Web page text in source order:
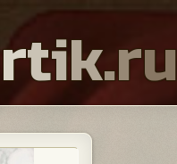
rtik.ru